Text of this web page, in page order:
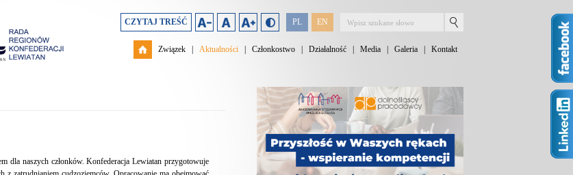
PL EN
CZYTAJ TREŚĆ
Związek Aktualności Członkostwo Działalność Media Galeria Kontakt
dla naszych członków. Konfederacja Lewiatan przygotowuje